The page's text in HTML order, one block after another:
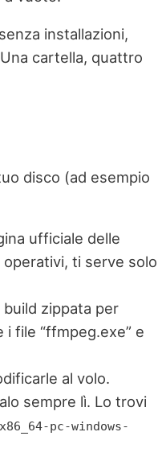
installazioni,
cartella, quattro
disco (ad esempio
ufficiale delle
ti serve solo
zippata per
file “ffmpeg.exe” e
al volo.
sempre lì. Lo trovi
pc-windows-